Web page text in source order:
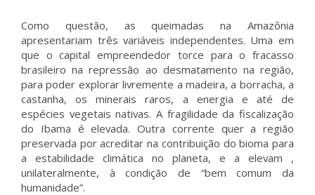
Como questão, as queimadas na Amazônia
apresentariam três variáveis independentes. Uma em
que o capital empreendedor torce para o fracasso
brasileiro na repressão ao desmatamento na região,
para poder explorar livremente a madeira, a borracha, a
castanha, os minerais raros, a energia e até de
espécies vegetais nativas. A fragilidade da fiscalização
do Ibama é elevada. Outra corrente quer a região
preservada por acreditar na contribuição do bioma para
a estabilidade climática no planeta, e a elevam ,
unilateralmente, à condição de “bem comum da
humanidade”.